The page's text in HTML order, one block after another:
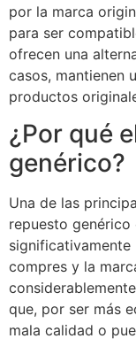
por la marca
para ser
ofrecen una
casos, mantienen
productos
¿Por qué
genérico?
Una de las
repuesto
significativamente
compres y la
que, por ser más
mala calidad o